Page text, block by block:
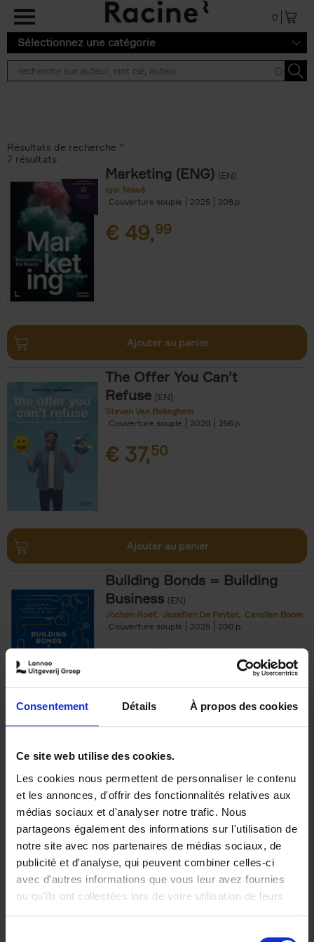
Consentement Détails À propos des cookies
Ce site web utilise des cookies.
Les cookies nous permettent de personnaliser le contenu
et les annonces, d'offrir des fonctionnalités relatives aux
médias sociaux et d'analyser notre trafic. Nous
partageons également des informations sur l'utilisation de
notre site avec nos partenaires de médias sociaux, de
publicité et d'analyse, qui peuvent combiner celles-ci
avec d'autres informations que vous leur avez fournies
ou qu'ils ont collectées lors de votre utilisation de leurs
Aller au contenu principal
0
Sélectionnez une catégorie
Résultats de recherche ''
7 résultats
Marketing (ENG) (EN)
Igor Nowé
Couverture souple
2025 208
€ 49,99
Ajouter au panier
The Offer You Can't
Refuse (EN)
Steven Van Belleghem
Couverture souple
2020 256
€ 37,50
Ajouter au panier
Building Bonds = Building
Business (EN)
Jochen Roef Jozefien De Feyter
Carolien Boom
Couverture souple
2025 200
€29,99
Optichannel Retail. Beyond
the Digital Hysteria
Gino Van Ossel
Autre finition
2019 350
€29,99